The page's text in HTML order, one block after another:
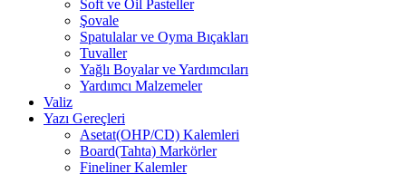
Soft ve Oil Pasteller
Şovale
Spatulalar ve Oyma Bıçakları
Tuvaller
Yağlı Boyalar ve Yardımcıları
Yardımcı Malzemeler
Valiz
Yazı Gereçleri
Asetat(OHP/CD) Kalemleri
Board(Tahta) Markörler
Fineliner Kalemler